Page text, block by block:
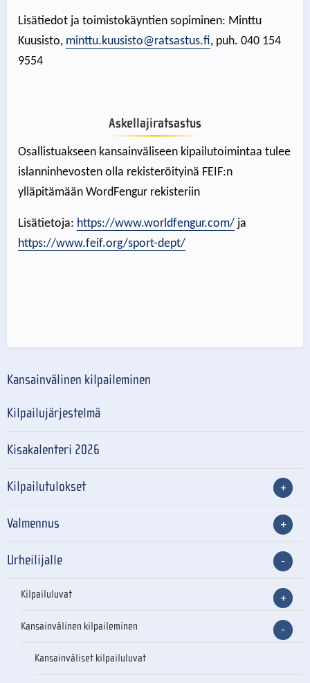
Lisätiedot ja toimistokäyntien sopiminen: Minttu
Kuusisto, minttu.kuusisto@ratsastus.fi, puh. 040 154
9554
Askellajiratsastus
Osallistuakseen kansainväliseen kipailutoimintaa tulee
islanninhevosten olla rekisteröityinä FEIF:n
ylläpitämään WordFengur rekisteriin
Lisätietoja: https://www.worldfengur.com/ ja
https://www.feif.org/sport-dept/
Kansainvälinen kilpaileminen
Kilpailujärjestelmä
Kisakalenteri 2026
Kilpailutulokset
Valmennus
Urheilijalle
Kilpailuluvat
Kansainvälinen kilpaileminen
Kansainväliset kilpailuluvat